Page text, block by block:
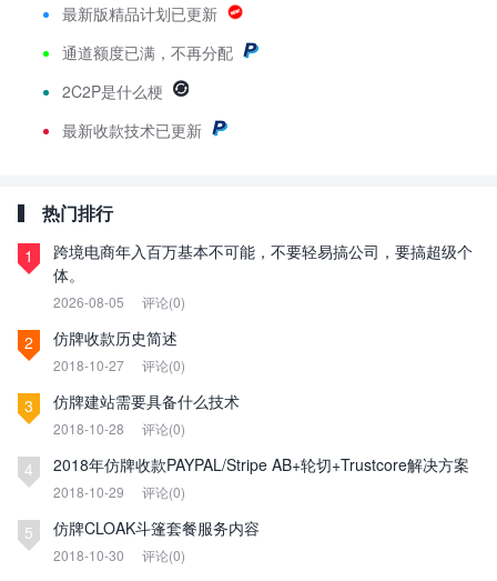
最新版精品计划已更新
通道额度已满，不再分配
2C2P是什么梗
最新收款技术已更新
热门排行
1
跨境电商年入百万基本不可能，不要轻易搞公司，要搞超级个
体。
2026-08-05 评论(0)
2 仿牌收款历史简述
2018-10-27 评论(0)
3 仿牌建站需要具备什么技术
2018-10-28 评论(0)
4 2018年仿牌收款PAYPAL/Stripe AB+轮切+Trustcore解决方案
2018-10-29 评论(0)
5 仿牌CLOAK斗篷套餐服务内容
2018-10-30 评论(0)